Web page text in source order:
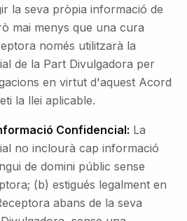
la seva pròpia informació de
mai menys que una cura
només utilitzarà la
de la Part Divulgadora per
en virtut d'aquest Acord
la llei aplicable.
Confidencial: La
no inclourà cap informació
de domini públic sense
(b) estigués legalment en
abans de la seva